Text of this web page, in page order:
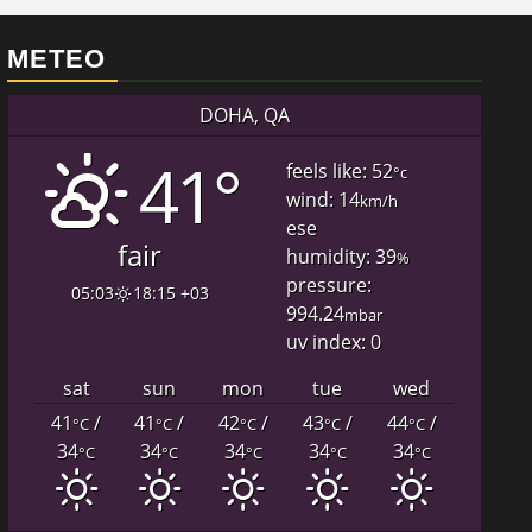
METEO
DOHA, QA
41°
fair
05:03 18:15 +03
feels like: 52°c
wind: 14km/h
ese
humidity: 39%
pressure:
994.24mbar
uv index: 0
sat
sun mon tue
wed
41°C/
34°C
41°C/
34°C
42°C/
34°C
43°C/
34°C
44°C/
34°C